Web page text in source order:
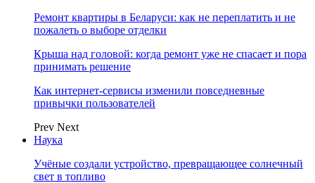
Ремонт квартиры в Беларуси: как не переплатить и не
пожалеть о выборе отделки
Крыша над головой: когда ремонт уже не спасает и пора
принимать решение
Как интернет-сервисы изменили повседневные
привычки пользователей
Prev Next
Наука
Учёные создали устройство, превращающее солнечный
свет в топливо